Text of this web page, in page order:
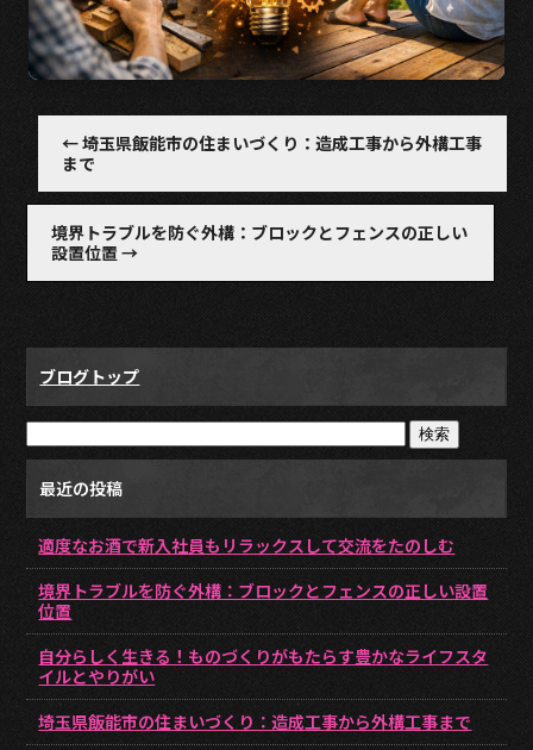
←埼玉県飯能市の住まいづくり：造成工事から外構工事
まで
境界トラブルを防ぐ外構：ブロックとフェンスの正しい
設置位置→
ブログトップ
最近の投稿
適度なお酒で新入社員もリラックスして交流をたのしむ
境界トラブルを防ぐ外構：ブロックとフェンスの正しい設置
位置
自分らしく生きる！ものづくりがもたらす豊かなライフスタ
イルとやりがい
埼玉県飯能市の住まいづくり：造成工事から外構工事まで